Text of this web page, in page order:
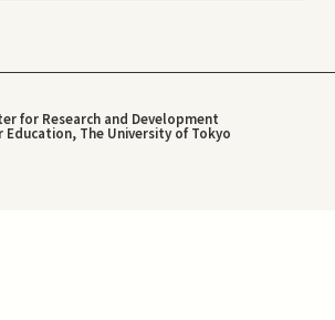
for Research and Development
Education, The University of Tokyo